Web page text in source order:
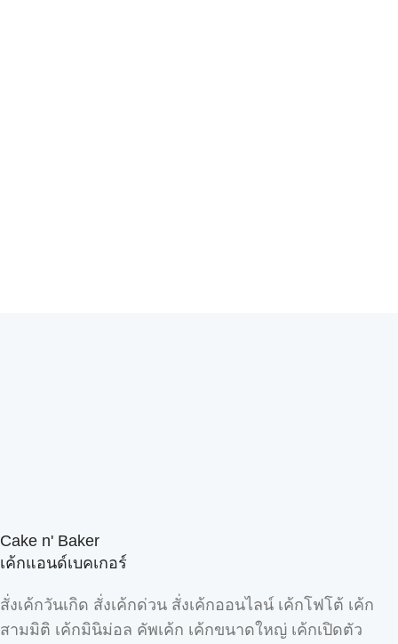
Cake n' Baker
เค้กแอนด์เบคเกอร์
สั่งเค้กวันเกิด สั่งเค้กด่วน สั่งเค้กออนไลน์ เค้กโฟโต้ เค้ก
สามมิติ เค้กมินิม่อล คัพเค้ก เค้กขนาดใหญ่ เค้กเปิดตัว